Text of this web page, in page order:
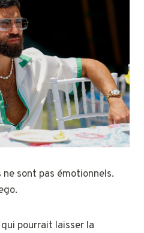
sont pas émotionnels.
pourrait laisser la